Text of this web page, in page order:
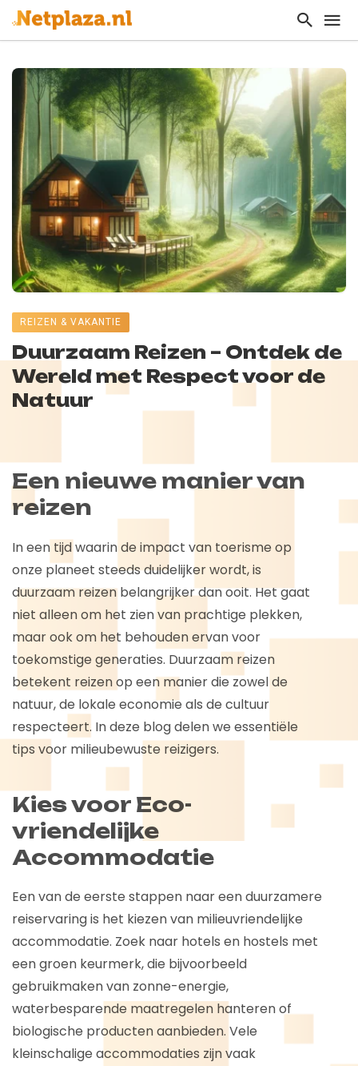
REIZEN & VAKANTIE
Duurzaam Reizen – Ontdek de
Wereld met Respect voor de
Natuur
Een nieuwe manier van
reizen
In een tijd waarin de impact van toerisme op
onze planeet steeds duidelijker wordt, is
duurzaam reizen belangrijker dan ooit. Het gaat
niet alleen om het zien van prachtige plekken,
maar ook om het behouden ervan voor
toekomstige generaties. Duurzaam reizen
betekent reizen op een manier die zowel de
natuur, de lokale economie als de cultuur
respecteert. In deze blog delen we essentiële
tips voor milieubewuste reizigers.
Kies voor Eco-
vriendelijke
Accommodatie
Een van de eerste stappen naar een duurzamere
reiservaring is het kiezen van milieuvriendelijke
accommodatie. Zoek naar hotels en hostels met
een groen keurmerk, die bijvoorbeeld
gebruikmaken van zonne-energie,
waterbesparende maatregelen hanteren of
biologische producten aanbieden. Vele
kleinschalige accommodaties zijn vaak